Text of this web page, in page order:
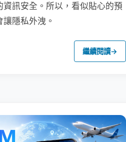
訊安全。所以，看似貼心的預
隱私外洩。
繼續閱讀→